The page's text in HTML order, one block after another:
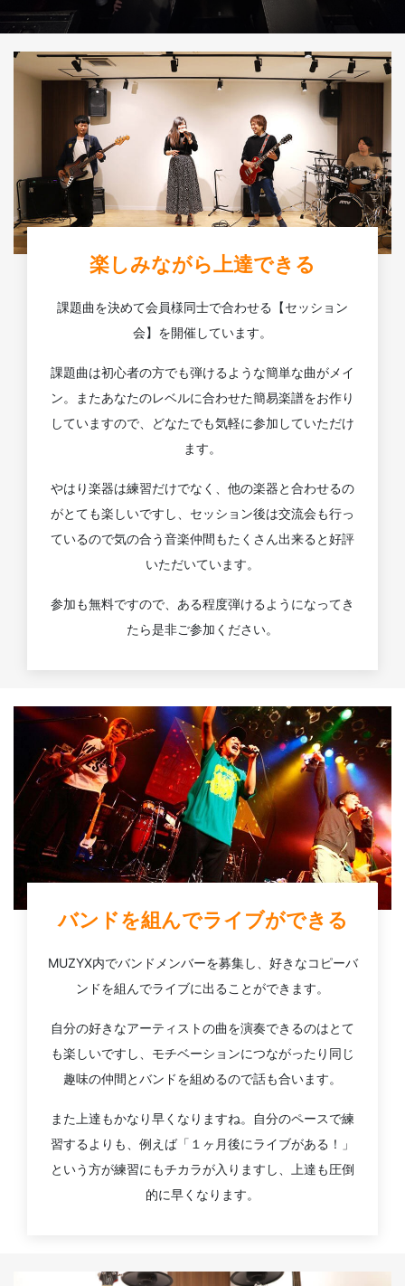
楽しみながら上達できる
課題曲を決めて会員様同士で合わせる【セッション
会】を開催しています。
課題曲は初心者の方でも弾けるような簡単な曲がメイ
ン。またあなたのレベルに合わせた簡易楽譜をお作り
していますので、どなたでも気軽に参加していただけ
ます。
やはり楽器は練習だけでなく、他の楽器と合わせるの
がとても楽しいですし、セッション後は交流会も行っ
ているので気の合う音楽仲間もたくさん出来ると好評
いただいています。
参加も無料ですので、ある程度弾けるようになってき
たら是非ご参加ください。
バンドを組んでライブができる
MUZYX内でバンドメンバーを募集し、好きなコピーバ
ンドを組んでライブに出ることができます。
自分の好きなアーティストの曲を演奏できるのはとて
も楽しいですし、モチベーションにつながったり同じ
趣味の仲間とバンドを組めるので話も合います。
また上達もかなり早くなりますね。自分のペースで練
習するよりも、例えば「１ヶ月後にライブがある！」
という方が練習にもチカラが入りますし、上達も圧倒
的に早くなります。